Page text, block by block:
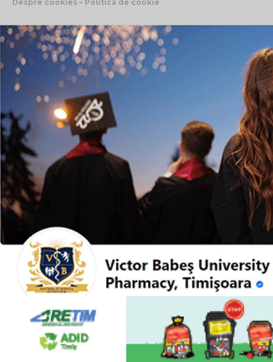
Despre cookies – Politica de cookie